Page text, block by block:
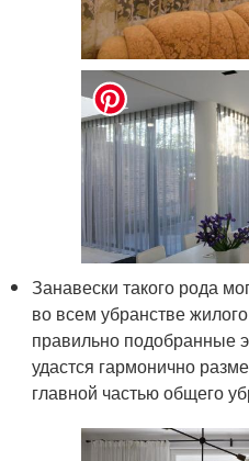
Занавески такого рода
во всем убранстве
правильно подобранные
удастся гармонично
главной частью общего